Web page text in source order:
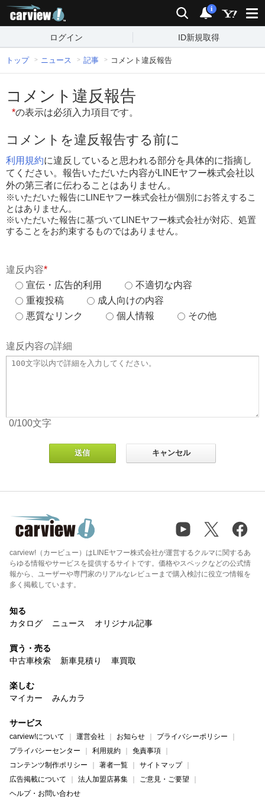
検索 通知
i
ログイン ID新規取得
トップ ニュース 記事 コメント違反報告
コメント違反報告
*の表示は必須入力項目です。
コメントを違反報告する前に
利用規約に違反していると思われる部分を具体的に指摘し
てください。報告いただいた内容がLINEヤフー株式会社以
外の第三者に伝わることはありません。
※いただいた報告にLINEヤフー株式会社が個別にお答えするこ
とはありません。
※いただいた報告に基づいてLINEヤフー株式会社が対応、処置
することをお約束するものではありません。
違反内容*
宣伝・広告的利用
不適切な内容
重複投稿
成人向けの内容
悪質なリンク
個人情報 その他
違反内容の詳細
0/100文字
carview!（カービュー）はLINEヤフー株式会社が運営するクルマに関するあ
らゆる情報やサービスを提供するサイトです。価格やスペックなどの公式情
報から、ユーザーや専門家のリアルなレビューまで購入検討に役立つ情報を
多く掲載しています。
知る
カタログ
ニュース オリジナル記事
買う・売る
中古車検索
新車見積り 車買取
楽しむ
マイカー
みんカラ
サービス
carview!について 運営会社 お知らせ
プライバシーポリシー
プライバシーセンター
利用規約
免責事項
コンテンツ制作ポリシー
著者一覧
サイトマップ
広告掲載について
法人加盟店募集
ご意見・ご要望
ヘルプ・お問い合わせ